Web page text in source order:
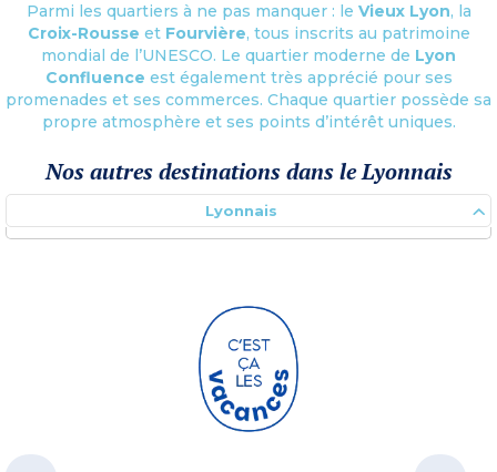
Parmi les quartiers à ne pas manquer : le Vieux Lyon, la
Croix-Rousse et Fourvière, tous inscrits au patrimoine
mondial de l’UNESCO. Le quartier moderne de Lyon
Confluence est également très apprécié pour ses
promenades et ses commerces. Chaque quartier possède sa
propre atmosphère et ses points d’intérêt uniques.
Nos autres destinations dans le Lyonnais
Lyonnais